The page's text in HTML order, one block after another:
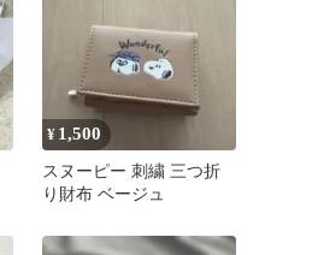
¥ 1,500
スヌーピー 刺繍 三つ折
り財布 ベージュ